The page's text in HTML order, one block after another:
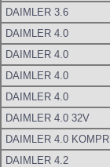
DAIMLER 3.6
DAIMLER 4.0
DAIMLER 4.0
DAIMLER 4.0
DAIMLER 4.0
DAIMLER 4.0 32V
DAIMLER 4.0
DAIMLER 4.2